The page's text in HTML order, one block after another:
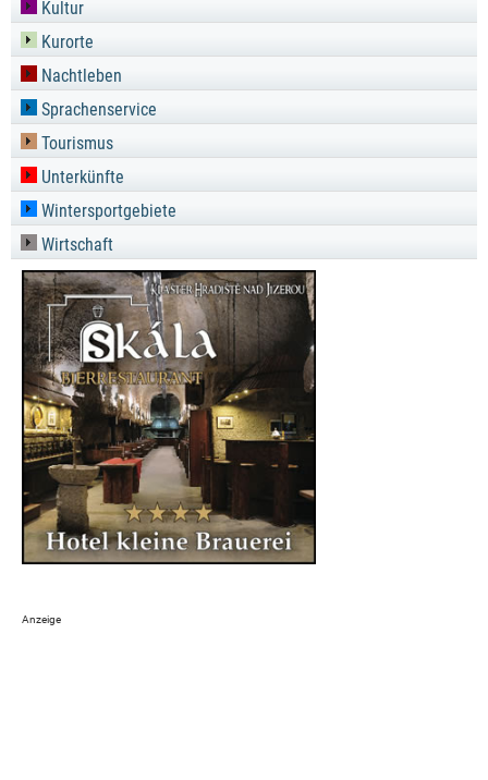
Kultur
Kurorte
Nachtleben
Sprachenservice
Tourismus
Unterkünfte
Wintersportgebiete
Wirtschaft